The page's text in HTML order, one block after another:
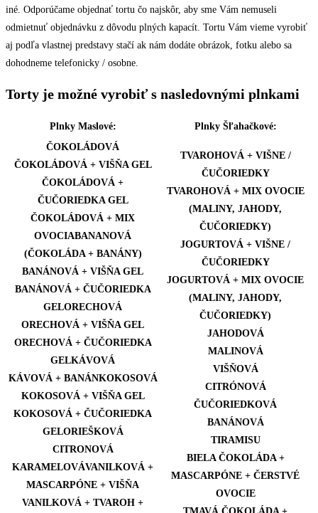
iné. Odporúčame objednať tortu čo najskôr, aby sme Vám nemuseli
odmietnuť objednávku z dôvodu plných kapacít. Tortu Vám vieme vyrobiť
aj podľa vlastnej predstavy stačí ak nám dodáte obrázok, fotku alebo sa
dohodneme telefonicky / osobne.
Torty je možné vyrobiť s nasledovnými plnkami
Plnky Maslové:
Plnky Šľahačkové:
ČOKOLÁDOVÁ
ČOKOLÁDOVÁ + VIŠŇA GEL
ČOKOLÁDOVÁ +
ČUČORIEDKA GEL
ČOKOLÁDOVÁ + MIX
OVOCIABANANOVÁ
(ČOKOLÁDA + BANÁNY)
BANÁNOVÁ + VIŠŇA GEL
BANÁNOVÁ + ČUČORIEDKA
GELORECHOVÁ
ORECHOVÁ + VIŠŇA GEL
ORECHOVÁ + ČUČORIEDKA
GELKÁVOVÁ
KÁVOVÁ + BANÁNKOKOSOVÁ
KOKOSOVÁ + VIŠŇA GEL
KOKOSOVÁ + ČUČORIEDKA
GELORIEŠKOVÁ
CITRONOVÁ
KARAMELOVÁVANILKOVÁ +
MASCARPÓNE + VIŠŇA
VANILKOVÁ + TVAROH +
TVAROHOVÁ + VIŠNE /
ČUČORIEDKY
TVAROHOVÁ + MIX OVOCIE
(MALINY, JAHODY,
ČUČORIEDKY)
JOGURTOVÁ + VIŠNE /
ČUČORIEDKY
JOGURTOVÁ + MIX OVOCIE
(MALINY, JAHODY,
ČUČORIEDKY)
JAHODOVÁ
MALINOVÁ
VIŠŇOVÁ
CITRÓNOVÁ
ČUČORIEDKOVÁ
BANÁNOVÁ
TIRAMISU
BIELA ČOKOLÁDA +
MASCARPÓNE + ČERSTVÉ
OVOCIE